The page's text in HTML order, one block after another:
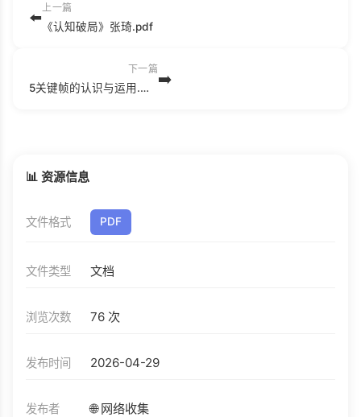
⬅️
上一篇
《认知破局》张琦.pdf
下一篇
5关键帧的认识与运用.mp4 ➡️
📊 资源信息
文件格式 PDF
文件类型 文档
浏览次数 76 次
发布时间 2026-04-29
发布者 🌐 网络收集